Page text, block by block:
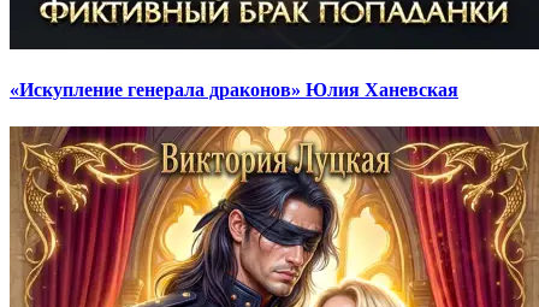
«Искупление генерала драконов» Юлия Ханевская